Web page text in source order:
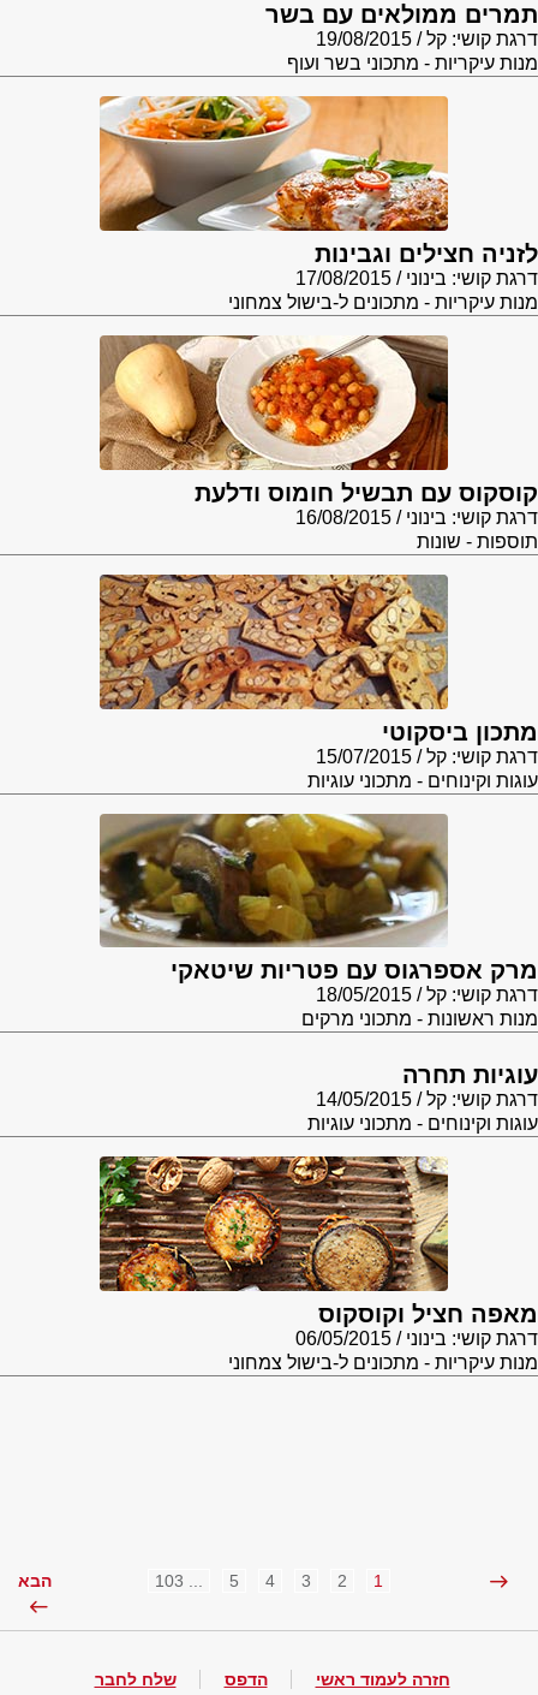
תמרים ממולאים עם בשר
דרגת קושי: קל
19/08/2015
מנות עיקריות - מתכוני בשר ועוף
לזניה חצילים וגבינות
דרגת קושי: בינוני
17/08/2015
מנות עיקריות - מתכונים ל-בישול צמחוני
קוסקוס עם תבשיל חומוס ודלעת
דרגת קושי: בינוני
16/08/2015
תוספות - שונות
מתכון ביסקוטי
דרגת קושי: קל
15/07/2015
עוגות וקינוחים - מתכוני עוגיות
מרק אספרגוס עם פטריות שיטאקי
דרגת קושי: קל
18/05/2015
מנות ראשונות - מתכוני מרקים
עוגיות תחרה
דרגת קושי: קל
14/05/2015
עוגות וקינוחים - מתכוני עוגיות
מאפה חציל וקוסקוס
דרגת קושי: בינוני
06/05/2015
מנות עיקריות - מתכונים ל-בישול צמחוני
1
2
3
4
5 הבא
חזרה לעמוד ראשי הדפס שלח לחבר